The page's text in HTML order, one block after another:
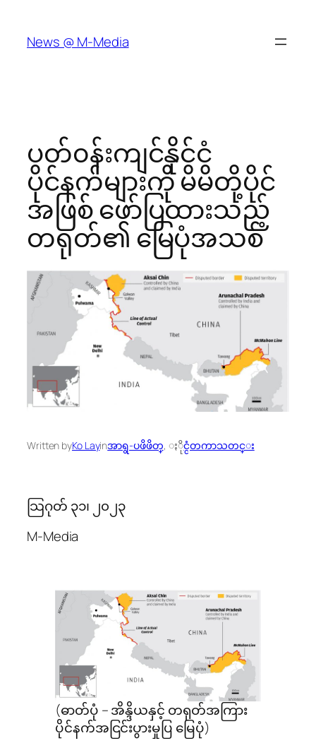
content
News @ M-Media
ပတ်၀န်းကျင်နိုင်ငံ
ပိုင်နက်များကို မိမိတို့ပိုင်
အဖြစ် ဖော်ပြထားသည့်
တရုတ်၏ မြေပုံအသစ်
Written byKo Layinအာရွ-ပဖိဖိတ္, ႏိုင္ငံတကာသတင္း
သြဂုတ် ၃၁၊ ၂၀၂၃
M-Media
(ဓာတ်ပုံ – အိန္ဒိယနှင့် တရုတ်အကြား
ပိုင်နက်အငြင်းပွားမှုပြ မြေပုံ)